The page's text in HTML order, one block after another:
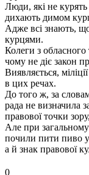
Люди, які не
дихають димом
Адже всі знають,
курцями.
Колеги з обласного
чому не діє закон
Виявляється,
в цих речах.
До того ж, за
рада не визначила
правової точки
Але при загальному
почили пити пиво
а й знак правової
0